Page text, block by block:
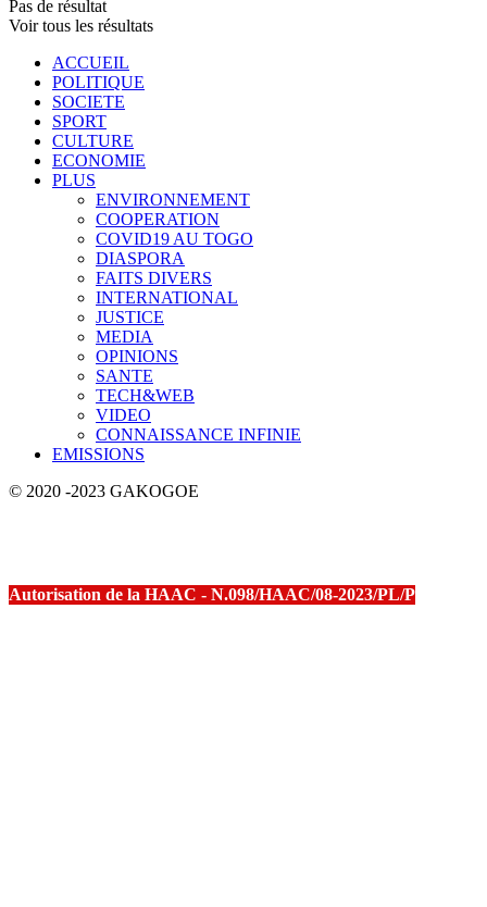
Pas de résultat
Voir tous les résultats
ACCUEIL
POLITIQUE
SOCIETE
SPORT
CULTURE
ECONOMIE
PLUS
ENVIRONNEMENT
COOPERATION
COVID19 AU TOGO
DIASPORA
FAITS DIVERS
INTERNATIONAL
JUSTICE
MEDIA
OPINIONS
SANTE
TECH&WEB
VIDEO
CONNAISSANCE INFINIE
EMISSIONS
© 2020 -2023 GAKOGOE
Autorisation de la HAAC - N.098/HAAC/08-2023/PL/P